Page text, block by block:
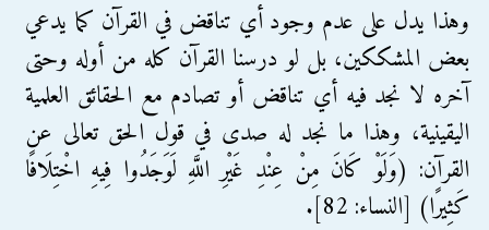
وهذا يدل على عدم وجود أي تناقض في القرآن كما يدعي
بعض المشككين، بل لو درسنا القرآن كله من أوله وحتى
آخره لا نجد فيه أي تناقض أو تصادم مع الحقائق العلمية
اليقينية، وهذا ما نجد له صدى في قول الحق تعالى عن
القرآن: (وَلَوْ كَانَ مِنْ عِنْدِ غَيْرِ اللَّهِ لَوَجَدُوا فِيهِ اخْتِلَافًا
كَثِيرًا) [النساء: 82].